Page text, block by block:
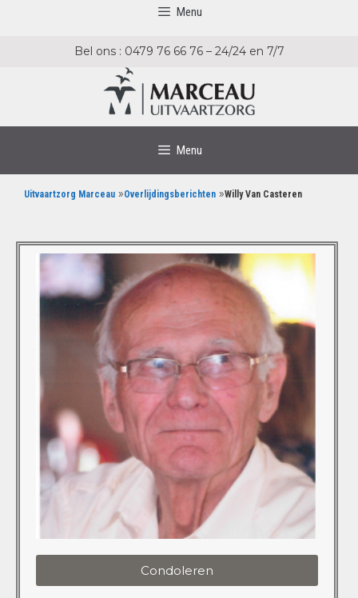
Menu
Bel ons : 0479 76 66 76 – 24/24 en 7/7
Menu
Uitvaartzorg Marceau »Overlijdingsberichten »Willy Van Casteren
Condoleren